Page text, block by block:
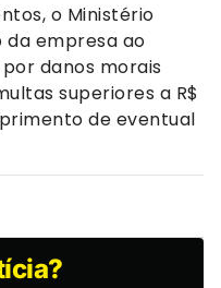
o Ministério
da empresa ao
danos morais
superiores a R$
de eventual